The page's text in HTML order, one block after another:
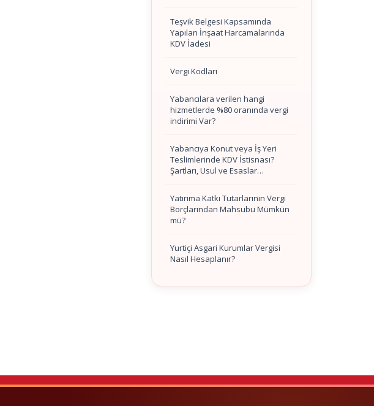
Teşvik Belgesi Kapsamında
Yapılan İnşaat Harcamalarında
KDV İadesi
Vergi Kodları
Yabancılara verilen hangi
hizmetlerde %80 oranında vergi
indirimi Var?
Yabancıya Konut veya İş Yeri
Teslimlerinde KDV İstisnası?
Şartları, Usul ve Esaslar…
Yatırıma Katkı Tutarlarının Vergi
Borçlarından Mahsubu Mümkün
mü?
Yurtiçi Asgari Kurumlar Vergisi
Nasıl Hesaplanır?